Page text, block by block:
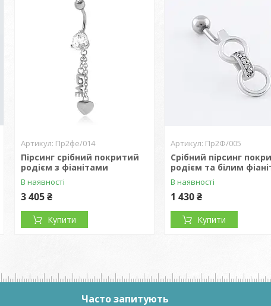
Пр2фе/014
Пірсинг срібний покритий
родієм з фіанітами
В наявності
3 405 ₴
Купити
Пр2Ф/005
Срібний пірсинг
родієм та білим
В наявності
1 430 ₴
Купити
Часто запитують